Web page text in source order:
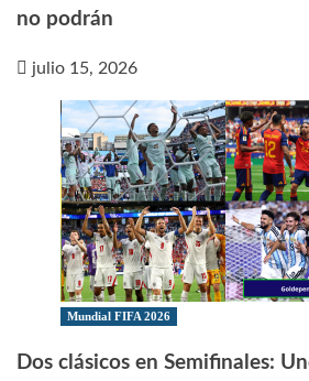
no podrán
julio 15, 2026
Mundial FIFA 2026
Dos clásicos en Semifinales: